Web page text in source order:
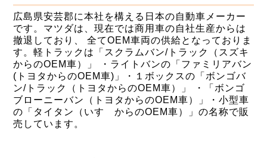
広島県安芸郡に本社を構える日本の自動車メーカー
です。マツダは、現在では商用車の自社生産からは
撤退しており、 全てOEM車両の供給となっておりま
す。軽トラックは「スクラムバン/トラック（スズキ
からのOEM車）」 ・ライトバンの「ファミリアバン
(トヨタからのOEM車)」・１ボックスの「ボンゴバ
ン/トラック（トヨタからのOEM車）」 ・「ボンゴ
ブローニーバン（トヨタからのOEM車）」・小型車
の「タイタン（いすゞからのOEM車）」の名称で販
売しています。